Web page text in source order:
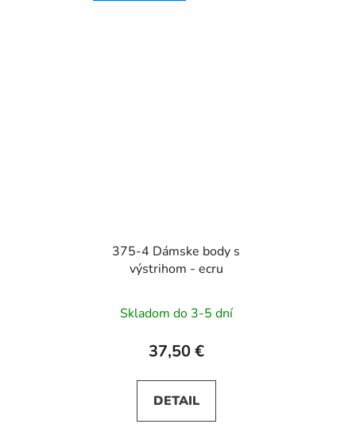
375-4 Dámske body s
výstrihom - ecru
Skladom do 3-5 dní
37,50 €
DETAIL